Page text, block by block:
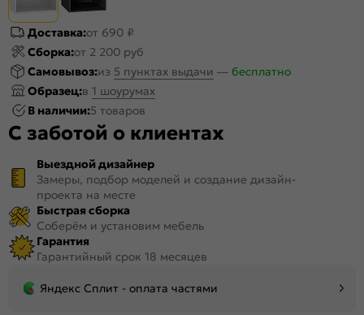
Доставка:от 690 ₽
Сборка:от 2 200 руб
Самовывоз:из 5 пунктах выдачи — бесплатно
Образец:в 1 шоурумах
В наличии:5 товаров
С заботой о клиентах
Выездной дизайнер
Замеры, подбор моделей и создание дизайн-
проекта на месте
Быстрая сборка
Соберём и установим мебель
Гарантия
Гарантийный срок 18 месяцев
Яндекс Сплит - оплата частями